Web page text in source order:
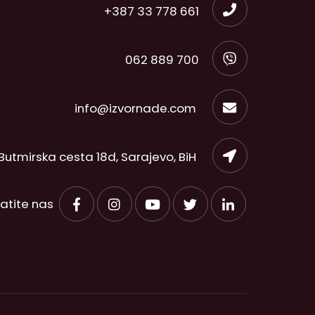
+387 33 778 661
062 889 700
info@izvornade.com
cesta 18d, Sarajevo, BiH
nas